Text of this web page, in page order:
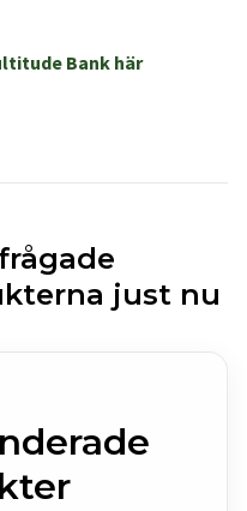
Bank här
just nu